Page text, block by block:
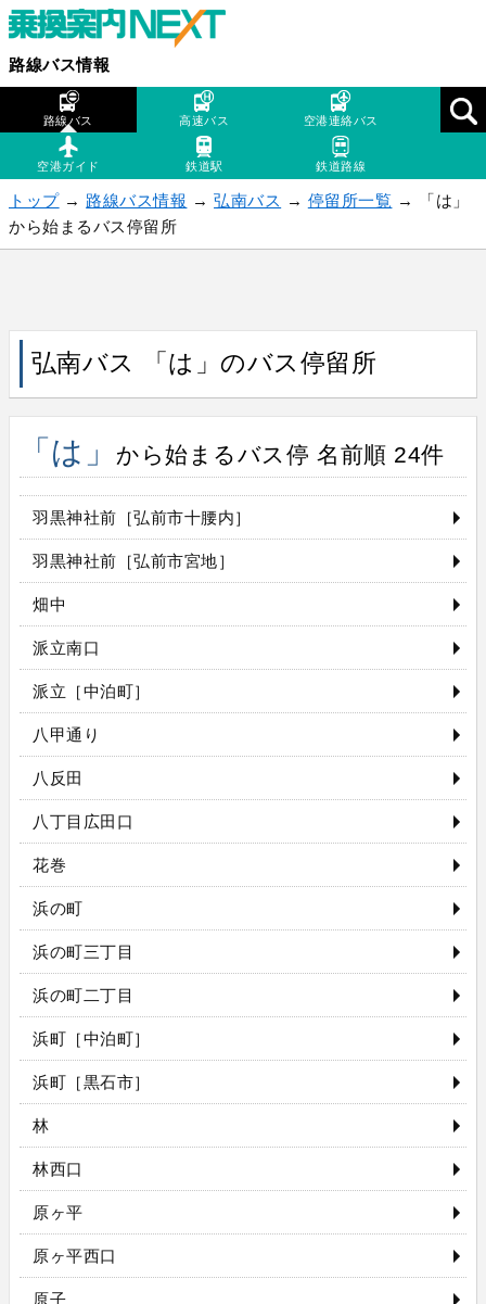
路線バス情報
路線バス 高速バス 空港連絡バス
空港ガイド 鉄道駅 鉄道路線
トップ→ 路線バス情報 →弘南バス → 停留所一覧 → 「は」
から始まるバス停留所
弘南バス 「は」のバス停留所
「は」 から始まるバス停 名前順 24件
羽黒神社前［弘前市十腰内］
羽黒神社前［弘前市宮地］
畑中
派立南口
派立［中泊町］
八甲通り
八反田
八丁目広田口
花巻
浜の町
浜の町三丁目
浜の町二丁目
浜町［中泊町］
浜町［黒石市］
林
林西口
原ヶ平
原ヶ平西口
原子